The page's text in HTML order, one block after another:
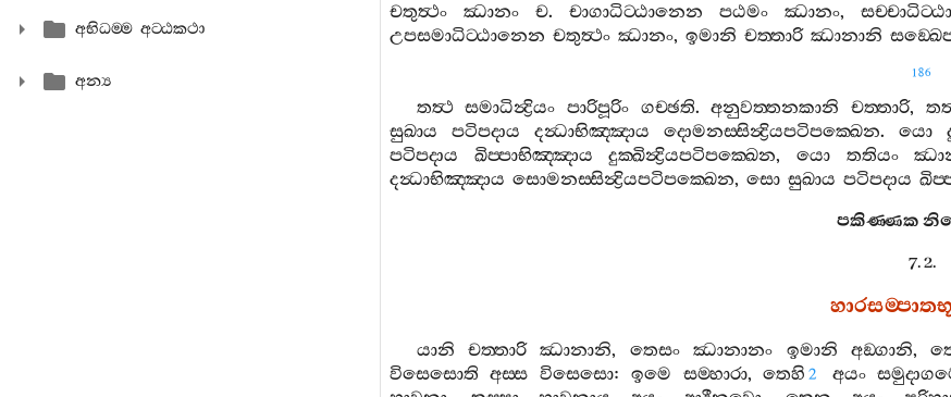
අභිධම‍්ම අට‍්ඨකථා
අන්‍ය
චතුත්‍ථං
ඣානං ච. චාගාධිට‍්ඨානෙන පඨමං ඣානං,
උපසමාධිට‍්ඨානෙන චතුත්‍ථං ඣානං, ඉමානි චත‍්තාරි ඣානානි
186
තත්‍ථ සමාධින්‍ද්‍රියං පාරිපූරිං ගච‍්ඡති.අනුවත‍්තනකානි චත‍්තාරි,
සුඛාය
පටිපදාය දන්‍ධාභිඤ‍්ඤාය දොමනස‍්සින්‍ද්‍රියපටිපක‍්ඛෙන. යො
පටිපදාය
ඛිප‍්පාභිඤ‍්ඤාය දුක‍්ඛින්‍ද්‍රියපටිපක‍්ඛෙන, යො තතියං
දන්‍ධාභිඤ‍්ඤාය සොමනස‍්සින්‍ද්‍රියපටිපක‍්ඛෙන, සො සුඛාය පටිපදාය
පකිණ‍්ණක
7. 2.
යානි චත‍්තාරි ඣානානි, තෙසං ඣානානං ඉමානි අඞ‍්ගානි,
විසෙසොති
අස‍්ස විසෙසො:ඉමෙ සම‍්හාරා,තෙහි 2 අයං